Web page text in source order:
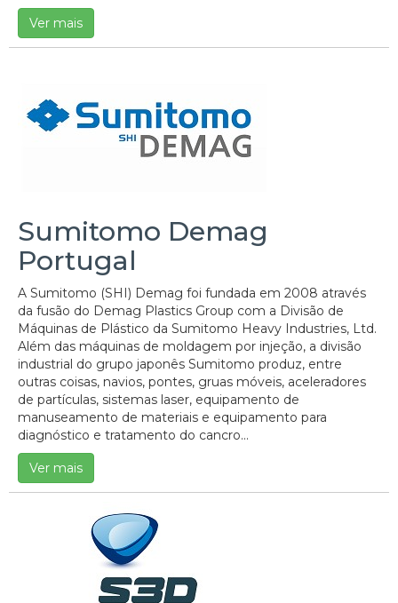
Ver mais
Sumitomo Demag
Portugal
A Sumitomo (SHI) Demag foi fundada em 2008 através
da fusão do Demag Plastics Group com a Divisão de
Máquinas de Plástico da Sumitomo Heavy Industries, Ltd.
Além das máquinas de moldagem por injeção, a divisão
industrial do grupo japonês Sumitomo produz, entre
outras coisas, navios, pontes, gruas móveis, aceleradores
de partículas, sistemas laser, equipamento de
manuseamento de materiais e equipamento para
diagnóstico e tratamento do cancro...
Ver mais